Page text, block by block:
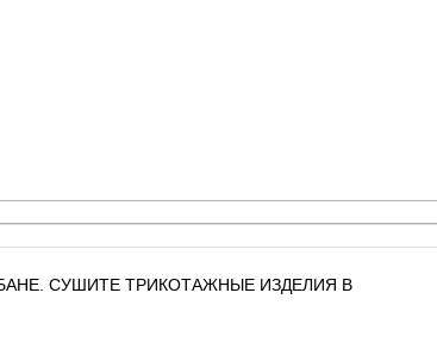
СУШИТЕ ТРИКОТАЖНЫЕ ИЗДЕЛИЯ В